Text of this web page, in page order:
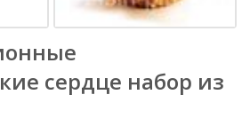
сердце набор из